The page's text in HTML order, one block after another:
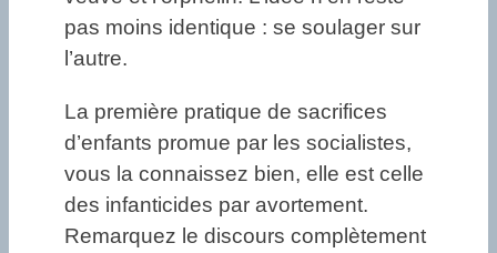
pas moins identique : se soulager sur
l’autre.
La première pratique de sacrifices
d’enfants promue par les socialistes,
vous la connaissez bien, elle est celle
des infanticides par avortement.
Remarquez le discours complètement